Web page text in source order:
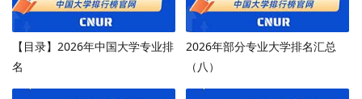
【目录】2026年中国大学专业排
名
2026年部分专业大学排名汇总
（八）